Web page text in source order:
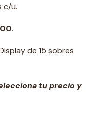
c/u.
.
de 15 sobres
tu precio y